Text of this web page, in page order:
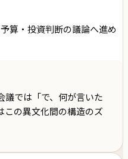
算・投資判断の議論へ進め
議では「で、何が言いた
この異文化間の構造のズ